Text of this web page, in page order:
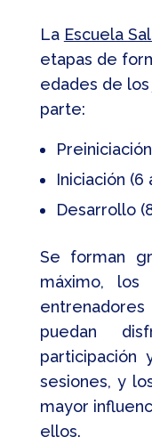
La Escuela
etapas de
edades de
parte:
Iniciación (6
Desarrollo
Se forman
máximo, los
puedan
participación
sesiones, y
mayor
ellos.